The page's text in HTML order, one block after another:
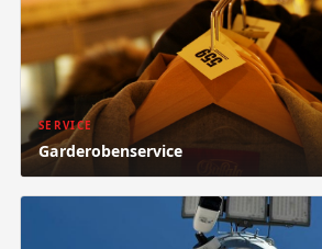
SERVICE
Garderobenservice